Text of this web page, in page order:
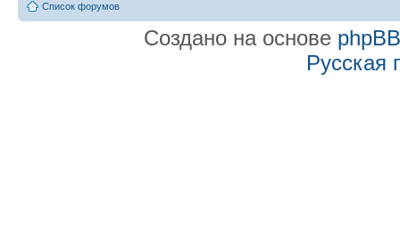
Список форумов
Создано на основе phpBB
Русская